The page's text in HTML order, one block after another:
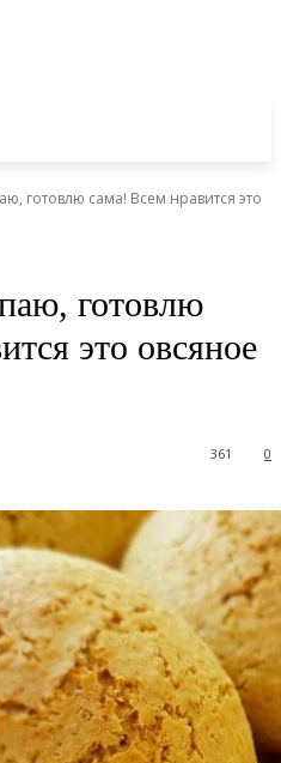
готовлю сама! Всем нравится это
готовлю
это овсяное
0
361